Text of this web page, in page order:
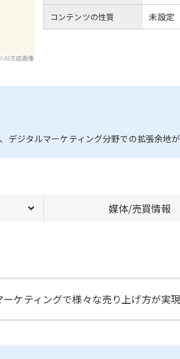
生成画像
コンテンツの性質 未設定
デジタルマーケティング分野での拡張余地
媒体/売買情報
ケティングで様々な売り上げ方が実